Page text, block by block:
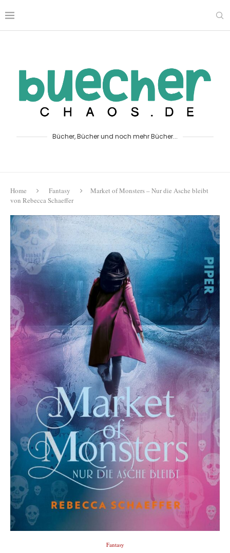
Bücher, Bücher und noch mehr Bücher...
Home Fantasy
Market of Monsters – Nur die Asche bleibt
von Rebecca Schaeffer
Fantasy